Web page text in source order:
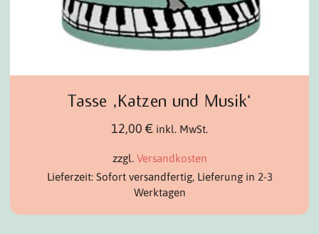
Tasse ‚Katzen und Musik‘
12,00 € inkl. MwSt.
zzgl. Versandkosten
Lieferzeit: Sofort versandfertig, Lieferung in 2-3
Werktagen